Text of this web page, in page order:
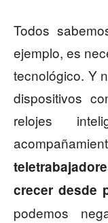
Todos
ejemplo, es
tecnológico. Y
dispositivos
relojes
crecer desde
podemos